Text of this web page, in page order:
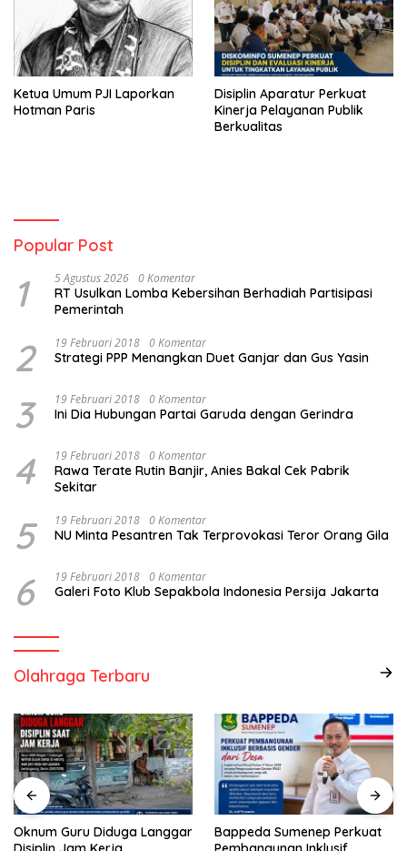
Ketua Umum PJI Laporkan
Hotman Paris
Disiplin Aparatur Perkuat
Kinerja Pelayanan Publik
Berkualitas
Popular Post
1 5 Agustus 2026 0 Komentar
RT Usulkan Lomba Kebersihan Berhadiah Partisipasi
Pemerintah
2 19 Februari 2018 0 Komentar
Strategi PPP Menangkan Duet Ganjar dan Gus Yasin
3 19 Februari 2018 0 Komentar
Ini Dia Hubungan Partai Garuda dengan Gerindra
4 19 Februari 2018 0 Komentar
Rawa Terate Rutin Banjir, Anies Bakal Cek Pabrik
Sekitar
5 19 Februari 2018 0 Komentar
NU Minta Pesantren Tak Terprovokasi Teror Orang Gila
6 19 Februari 2018 0 Komentar
Galeri Foto Klub Sepakbola Indonesia Persija Jakarta
Olahraga Terbaru
Oknum Guru Diduga Langgar
Bappeda Sumenep Perkuat